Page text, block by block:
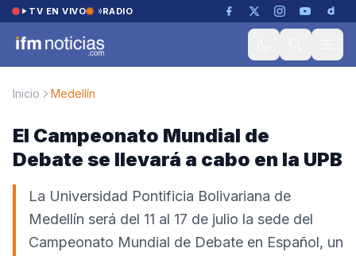
Saltar al contenido
TV EN VIVO RADIO
Inicio Medellín
El Campeonato Mundial de
Debate se llevará a cabo en la UPB
La Universidad Pontificia Bolivariana de
Medellín será del 11 al 17 de julio la sede del
Campeonato Mundial de Debate en Español, un